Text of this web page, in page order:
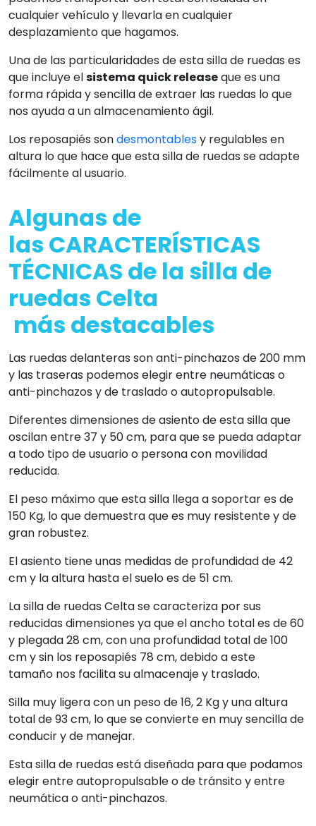
cualquier vehículo y llevarla en cualquier
desplazamiento que hagamos.
Una de las particularidades de esta silla de ruedas es
que incluye elsistema quick releaseque es una
forma rápida y sencilla de extraer las ruedas lo que
nos ayuda a un almacenamiento ágil.
Los reposapiés sondesmontablesy regulables en
altura lo que hace que esta silla de ruedas se adapte
fácilmente al usuario.
Algunas de
las CARACTERÍSTICAS
TÉCNICAS de la silla de
ruedas Celta
más destacables
Las ruedas delanteras son anti-pinchazos de 200 mm
y las traseras podemos elegir entre neumáticas o
anti-pinchazos y de traslado o autopropulsable.
Diferentes dimensiones de asiento de esta silla que
oscilan entre 37 y 50 cm, para que se pueda adaptar
a todo tipo de usuario o persona con movilidad
reducida.
El peso máximo que esta silla llega a soportar es de
150 Kg, lo que demuestra que es muy resistente y de
gran robustez.
El asiento tiene unas medidas de profundidad de 42
cm y la altura hasta el suelo es de 51 cm.
La silla de ruedas Celta se caracteriza por sus
reducidas dimensiones ya que el ancho total es de 60
y plegada 28 cm, con una profundidad total de 100
cm y sin los reposapiés 78 cm, debido a este
tamaño nos facilita su almacenaje y traslado.
Silla muy ligera con un peso de 16, 2 Kg y una altura
total de 93 cm, lo que se convierte en muy sencilla de
conducir y de manejar.
Esta silla de ruedas está diseñada para que podamos
elegir entre autopropulsable o de tránsito y entre
neumática o anti-pinchazos.